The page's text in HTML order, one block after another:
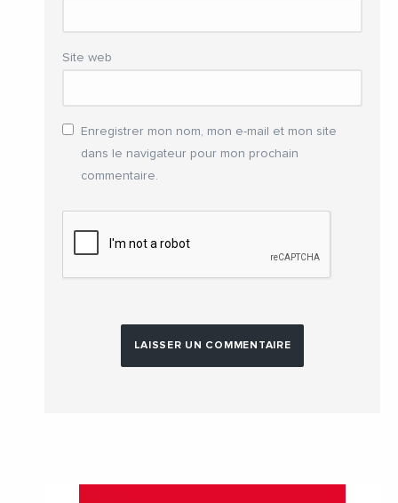
Site web
Enregistrer mon nom, mon e-mail et mon site
dans le navigateur pour mon prochain
commentaire.